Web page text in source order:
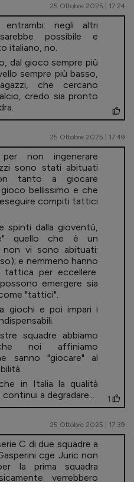
25 Ottobre 2025 | 17.24
negli altri
possibile e
italiano, no.
dal gioco sempre più
sempre più basso,
che cercano
credo sia pronto
25 Ottobre 2025 | 17.49
non ingenerare
sono stati abituati
tanto a giocare
bellissimo e che
compiti tattici
spinti dalla gioventù,
quello che è un
non vi sono abituati;
e nemmeno hanno
per eccellere.
emergere sia
"tattici".
giochi e poi impari i
squadre abbiamo
noi affiniamo
sanno "giocare" al
in Italia la qualità
a degradare...
1
25 Ottobre 2025 | 17.39
C di due squadre a
cge Juric non
la prima squadra
verrebbero